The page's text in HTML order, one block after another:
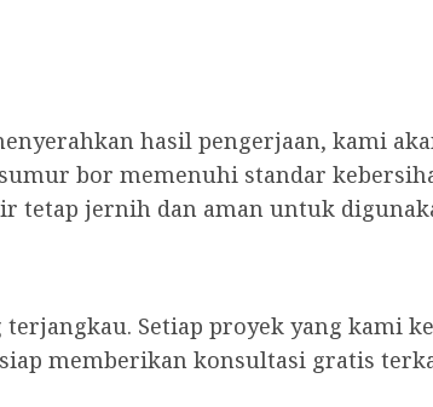
hasil pengerjaan, kami
bor memenuhi standar
tetap jernih dan aman untuk
Setiap proyek yang kami
memberikan konsultasi gratis